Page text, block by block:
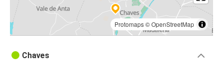
Protomaps©OpenStreetMap
Chaves